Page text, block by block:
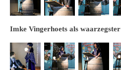
Imke Vingerhoets als waarzegster